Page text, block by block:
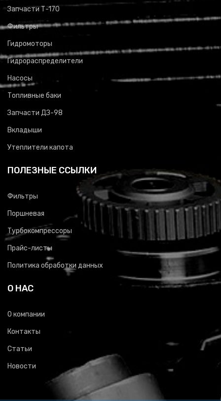
Запчасти Т-170
Фильтры
Гидромоторы
Гидрораспределители
Насосы
Топливные баки
Запчасти ДЗ-98
Вкладыши
Утеплители капота
ПОЛЕЗНЫЕ ССЫЛКИ
Фильтры
Поршневая
Турбокомпрессоры
Прайс-листы
Политика обработки данных
О НАС
О компании
Контакты
Статьи
Новости